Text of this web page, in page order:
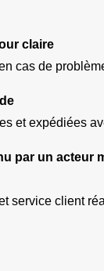
claire
cas de
et expédiées
par un acteur
service client